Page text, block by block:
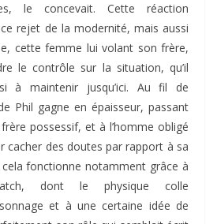
le concevait. Cette réaction
rejet de la modernité, mais aussi
cette femme lui volant son frère,
le contrôle sur la situation, qu’il
à maintenir jusqu’ici. Au fil de
Phil gagne en épaisseur, passant
possessif, et à l’homme obligé
cacher des doutes par rapport à sa
fonctionne notamment grâce à
dont le physique colle
et à une certaine idée de